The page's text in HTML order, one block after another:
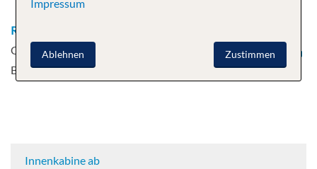
Route
Civitavecchia, Rom, Italien - Genua, Italien -
Barcelona, Spanien
Innenkabine ab
Impressum
Zustimmen
Ablehnen